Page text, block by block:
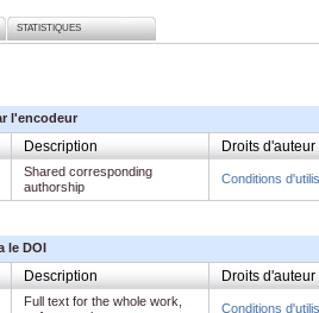
STATISTIQUES
l'encodeur
Description Droits d'auteur
Shared corresponding
authorship
Conditions
le DOI
Description Droits d'auteur
Full text for the whole work,
Conditions